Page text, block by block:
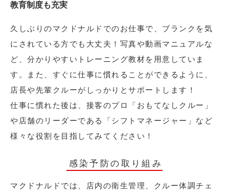
教育制度も充実
久しぶりのマクドナルドでのお仕事で、ブランクを気
にされている方でも大丈夫！写真や動画マニュアルな
ど、分かりやすいトレーニング教材を用意していま
す。また、すぐに仕事に慣れることができるように、
店長や先輩クルーがしっかりとサポートします！
仕事に慣れた後は、接客のプロ「おもてなしクルー」
や店舗のリーダーである「シフトマネージャー」など
様々な役割を目指してみてください！
感染予防の取り組み
マクドナルドでは、店内の衛生管理、クルー体調チェ